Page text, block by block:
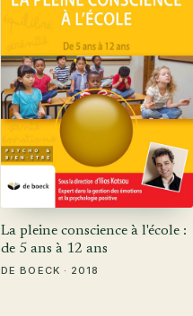
La pleine conscience à l'école :
de 5 ans à 12 ans
DE BOECK · 2018